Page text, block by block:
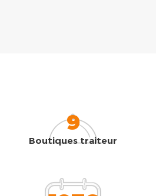
9
Boutiques traiteur